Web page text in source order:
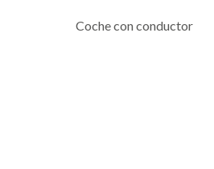
Coche con conductor